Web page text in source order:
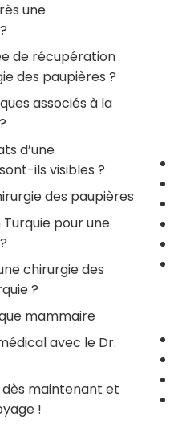
une
de récupération
des paupières ?
associés à la
d’une
ils visibles ?
des paupières
pour une
chirurgie des
?
mammaire
avec le Dr.
maintenant et
!